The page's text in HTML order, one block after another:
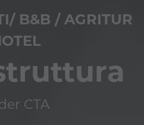
B&B / AGRITUR
CTA